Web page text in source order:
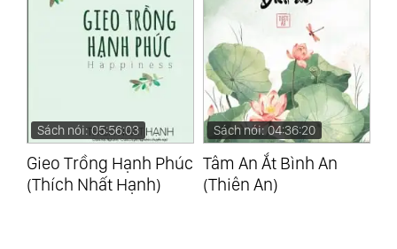
Sách nói: 05:56:03
Gieo Trồng Hạnh Phúc
(Thích Nhất Hạnh)
Sách nói: 04:36:20
Tâm An Ắt Bình An
(Thiên An)